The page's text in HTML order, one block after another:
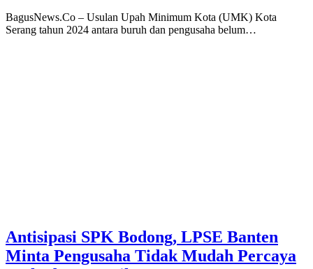
BagusNews.Co – Usulan Upah Minimum Kota (UMK) Kota
Serang tahun 2024 antara buruh dan pengusaha belum…
Antisipasi SPK Bodong, LPSE Banten
Minta Pengusaha Tidak Mudah Percaya